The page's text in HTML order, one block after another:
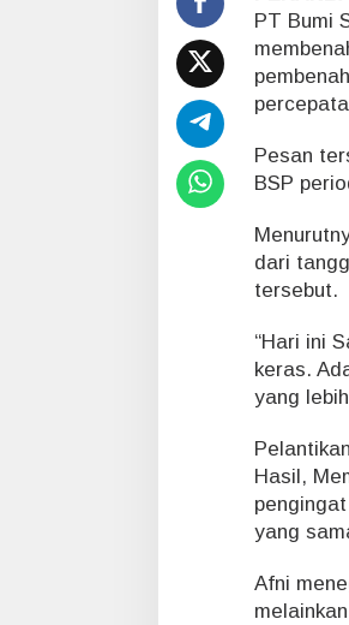
a
t
i
S
i
PT Bumi
Pesan
BSP
dari
tersebut.
“Hari ini
keras.
yang
Hasil,
yang
Afni